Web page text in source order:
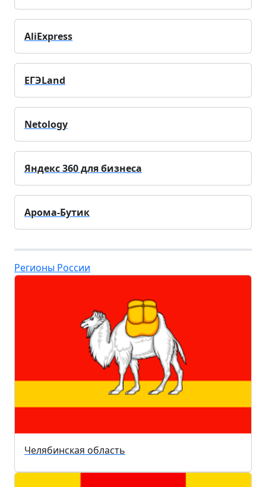
AliExpress
ЕГЭLand
Netology
Яндекс 360 для бизнеса
Арома-Бутик
Регионы России
Челябинская область